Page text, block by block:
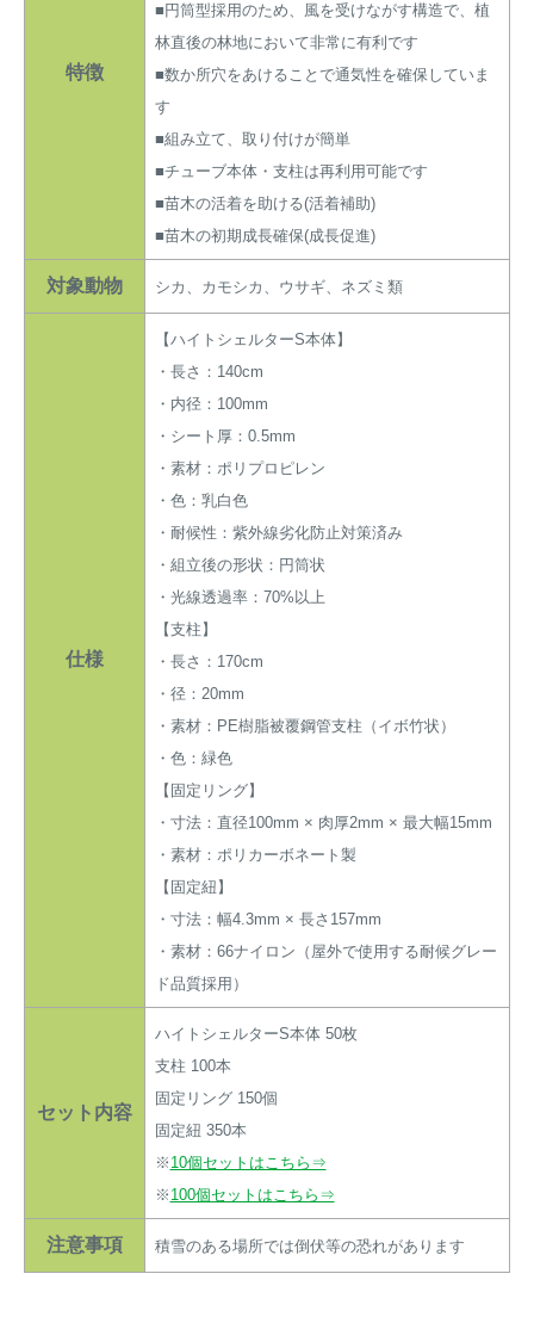
特徴
■円筒型採用のため、風を受けながす構造で、植
林直後の林地において非常に有利です
■数か所穴をあけることで通気性を確保していま
す
■組み立て、取り付けが簡単
■チューブ本体・支柱は再利用可能です
■苗木の活着を助ける(活着補助)
■苗木の初期成長確保(成長促進)
対象動物 シカ、カモシカ、ウサギ、ネズミ類
仕様
【ハイトシェルターS本体】
・長さ：140cm
・内径：100mm
・シート厚：0.5mm
・素材：ポリプロピレン
・色：乳白色
・耐候性：紫外線劣化防止対策済み
・組立後の形状：円筒状
・光線透過率：70%以上
【支柱】
・長さ：170cm
・径：20mm
・素材：PE樹脂被覆鋼管支柱（イボ竹状）
・色：緑色
【固定リング】
・寸法：直径100mm × 肉厚2mm × 最大幅15mm
・素材：ポリカーボネート製
【固定紐】
・寸法：幅4.3mm × 長さ157mm
・素材：66ナイロン（屋外で使用する耐候グレー
ド品質採用）
セット内容
ハイトシェルターS本体 50枚
支柱 100本
固定リング 150個
固定紐 350本
※ 10個セットはこちら⇒
※ 100個セットはこちら⇒
注意事項 積雪のある場所では倒伏等の恐れがあります